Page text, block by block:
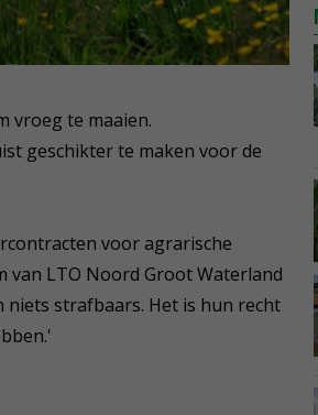
vroeg te maaien.
geschikter te maken voor de
voor agrarische
van LTO Noord Groot Waterland
strafbaars. Het is hun recht